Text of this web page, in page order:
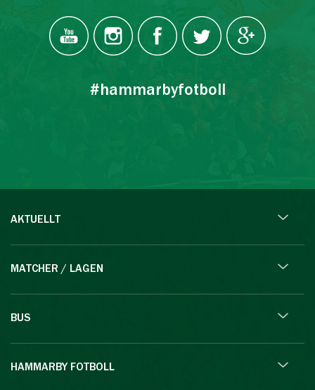
#hammarbyfotboll
AKTUELLT
MATCHER / LAGEN
BUS
HAMMARBY FOTBOLL